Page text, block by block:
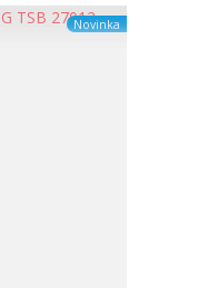
Novinka